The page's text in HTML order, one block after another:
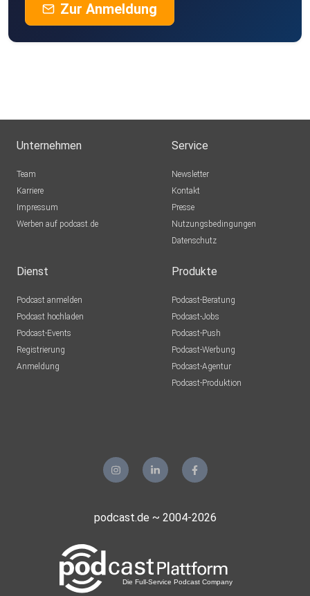
Zur Anmeldung
Unternehmen
Team
Karriere
Impressum
Werben auf podcast.de
Service
Newsletter
Kontakt
Presse
Nutzungsbedingungen
Datenschutz
Dienst
Podcast anmelden
Podcast hochladen
Podcast-Events
Registrierung
Anmeldung
Produkte
Podcast-Beratung
Podcast-Jobs
Podcast-Push
Podcast-Werbung
Podcast-Agentur
Podcast-Produktion
podcast.de ~ 2004-2026